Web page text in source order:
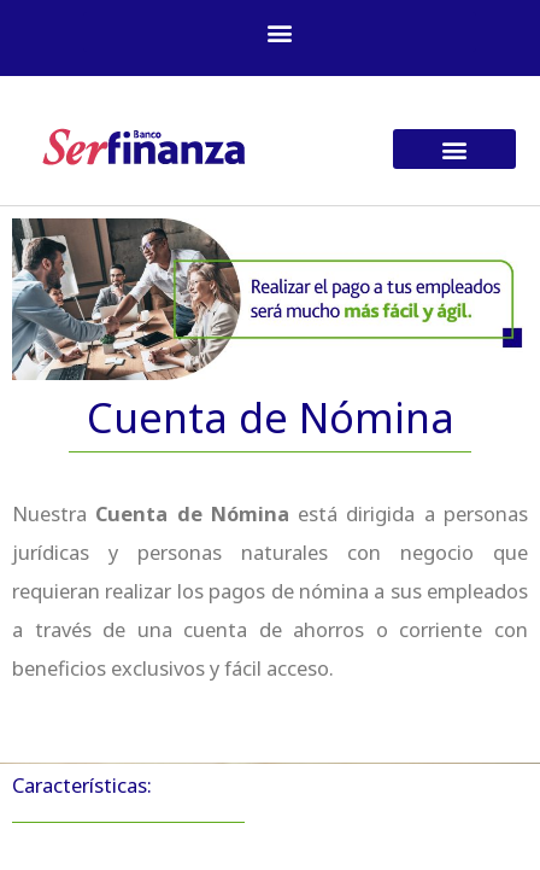
Cuenta de Nómina
Nuestra Cuenta de Nómina está dirigida a personas
jurídicas y personas naturales con negocio que
requieran realizar los pagos de nómina a sus empleados
a través de una cuenta de ahorros o corriente con
beneficios exclusivos y fácil acceso.
Características: